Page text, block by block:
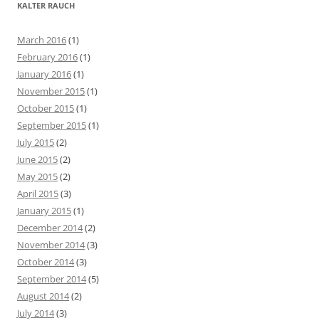
h
f
o
r
:
KALTER RAUCH
March 2016(1)
February 2016(1)
January 2016(1)
November 2015(1)
October 2015(1)
September 2015(1)
July 2015(2)
June 2015(2)
May 2015(2)
April 2015(3)
January 2015(1)
December 2014(2)
November 2014(3)
October 2014(3)
September 2014(5)
August 2014(2)
July 2014(3)